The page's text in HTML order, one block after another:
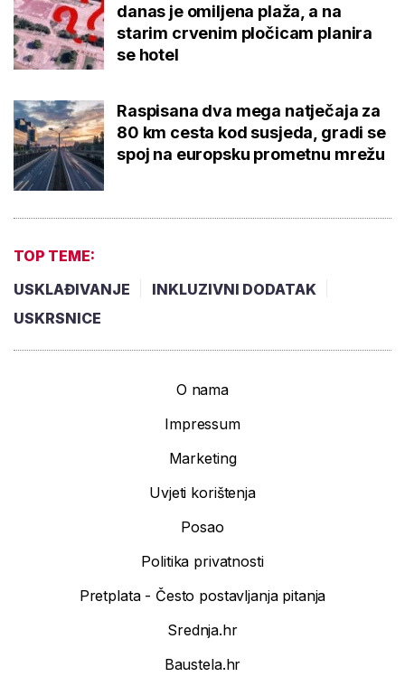
danas je omiljena plaža, a na
starim crvenim pločicam planira
se hotel
Raspisana dva mega natječaja za
80 km cesta kod susjeda, gradi se
spoj na europsku prometnu mrežu
TOP TEME:
USKLAĐIVANJE
INKLUZIVNI DODATAK
USKRSNICE
O nama
Impressum
Marketing
Uvjeti korištenja
Posao
Politika privatnosti
Pretplata - Često postavljanja pitanja
Srednja.hr
Baustela.hr